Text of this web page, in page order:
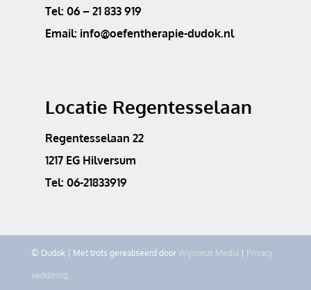
Tel: 06 – 21 833 919
Email: info@oefentherapie-dudok.nl
Locatie Regentesselaan
Regentesselaan 22
1217 EG Hilversum
Tel: 06-21833919
© Dudok | Met trots gerealiseerd door Wijsneus Media| Privacy
verklaring